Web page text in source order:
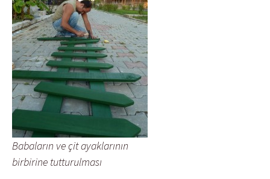
Babaların ve çit ayaklarının
birbirine tutturulması